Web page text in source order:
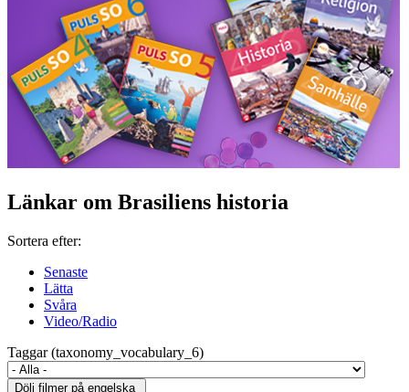
Länkar om Brasiliens historia
Sortera efter:
Senaste
Lätta
Svåra
Video/Radio
Taggar (taxonomy_vocabulary_6)